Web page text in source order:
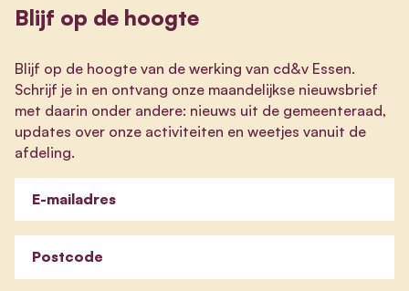
Blijf op de hoogte
Blijf op de hoogte van de werking van cd&v Essen.
Schrijf je in en ontvang onze maandelijkse nieuwsbrief
met daarin onder andere: nieuws uit de gemeenteraad,
updates over onze activiteiten en weetjes vanuit de
afdeling.
E-mailadres
Postcode